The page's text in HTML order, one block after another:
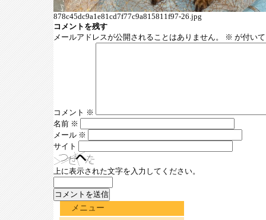
878c45dc9a1e81cd7f77c9a815811f97-26.jpg
コメントを残す
メールアドレスが公開されることはありません。
※ が付い
コメント ※
名前 ※
メール ※
サイト
上に表示された文字を入力してください。
メニュー